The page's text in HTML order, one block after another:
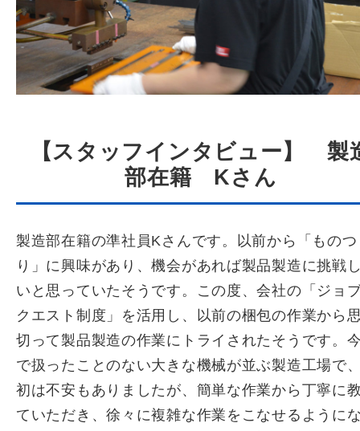
【スタッフインタビュー】 製
部在籍 Kさん
製造部在籍の準社員Kさんです。以前から「もの
り」に興味があり、機会があれば製品製造に挑戦
いと思っていたそうです。この度、会社の「ジョ
クエスト制度」を活用し、以前の梱包の作業から
切って製品製造の作業にトライされたそうです。
で扱ったことのない大きな機械が並ぶ製造工場で
初は不安もありましたが、簡単な作業から丁寧に
ていただき、徐々に複雑な作業をこなせるように